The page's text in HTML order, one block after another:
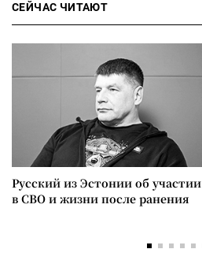
СЕЙЧАС ЧИТАЮТ
Русский из Эстонии об участии
в СВО и жизни после ранения